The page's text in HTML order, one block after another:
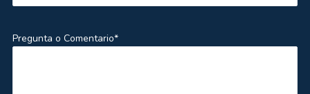
Pregunta o Comentario*